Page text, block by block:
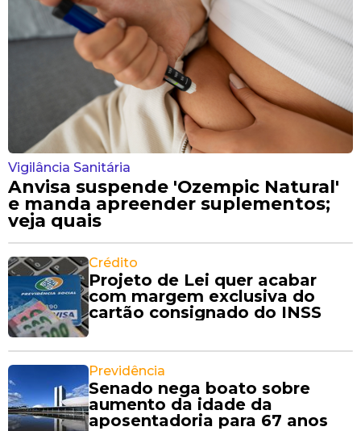
Vigilância Sanitária
Anvisa suspende 'Ozempic Natural'
e manda apreender suplementos;
veja quais
Crédito
Projeto de Lei quer acabar
com margem exclusiva do
cartão consignado do INSS
Previdência
Senado nega boato sobre
aumento da idade da
aposentadoria para 67 anos